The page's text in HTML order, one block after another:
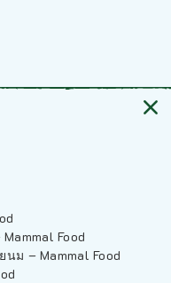
Food
นม – Mammal Food